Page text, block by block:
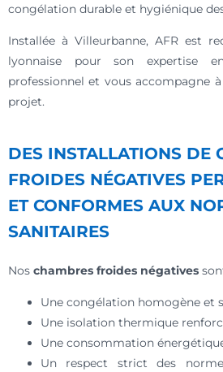
congélation durable et hygiénique
Installée à Villeurbanne, AFR est
lyonnaise pour son expertise
professionnel et vous accompagne
projet.
DES INSTALLATIONS DE
FROIDES NÉGATIVES
ET CONFORMES AUX
SANITAIRES
Nos chambres froides négatives
Une congélation homogène et
Une isolation thermique
Une consommation
Un respect strict des